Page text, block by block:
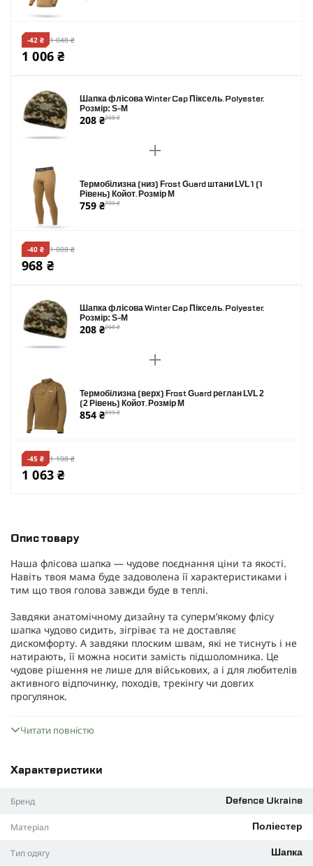
Опис товару
Наша флісова шапка — чудове поєднання ціни та якості.
Навіть твоя мама буде задоволена її характеристиками і
тим що твоя голова завжди буде в теплі.
Завдяки анатомічному дизайну та супермʼякому флісу
шапка чудово сидить, зігріває та не доставляє
дискомфорту. А завдяки плоским швам, які не тиснуть і не
натирають, її можна носити замість підшоломника. Це
чудове рішення не лише для військових, а і для любителів
активного відпочинку, походів, трекінгу чи довгих
прогулянок.
характеристикам легендарному Polartec. Цей матеріал
дихає та відводить вологу назовні, завдяки чому твоя
вимагає особливого догляду. Цей матеріал легкий, дуже
багаторазового прання.
Читати повністю
Характеристики
Бренд Defence Ukraine
Матеріал Поліестер
Тип одягу Шапка
-42 ₴ 1 048 ₴
1 006 ₴
Шапка флісова Winter Cap Піксель. Polyester.
Розмір: S-M
208 ₴208 ₴
Термобілизна (низ) Frost Guard штани LVL 1 (1
Рівень) Койот. Розмір M
759 ₴799 ₴
-40 ₴ 1 008 ₴
968 ₴
Шапка флісова Winter Cap Піксель. Polyester.
Розмір: S-M
208 ₴208 ₴
Термобілизна (верх) Frost Guard реглан LVL 2
(2 Рівень) Койот. Розмір M
854 ₴899 ₴
-45 ₴ 1 108 ₴
1 063 ₴